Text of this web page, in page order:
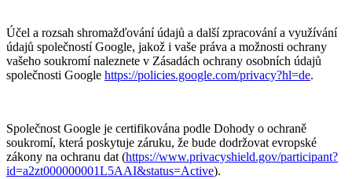
Účel a rozsah shromažďování údajů a další zpracování a využívání
údajů společností Google, jakož i vaše práva a možnosti ochrany
vašeho soukromí naleznete v Zásadách ochrany osobních údajů
společnosti Google https://policies.google.com/privacy?hl=de.
Společnost Google je certifikována podle Dohody o ochraně
soukromí, která poskytuje záruku, že bude dodržovat evropské
zákony na ochranu dat (https://www.privacyshield.gov/participant?
id=a2zt000000001L5AAI&status=Active).